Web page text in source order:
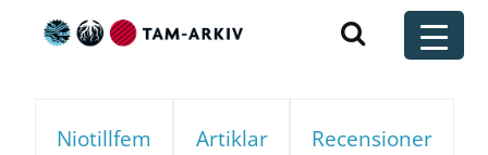
Huvudnavigering
Niotillfem Artiklar Recensioner